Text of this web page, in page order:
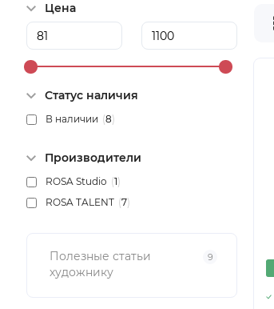
Цена
Статус наличия
В наличии (8)
Производители
ROSA Studio (1)
ROSA TALENT (7)
Полезные статьи
художнику
9